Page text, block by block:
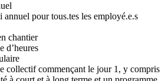
annuel pour tous.tes les employé.e.s
chantier
d’heures
collectif commençant le jour 1, y compris